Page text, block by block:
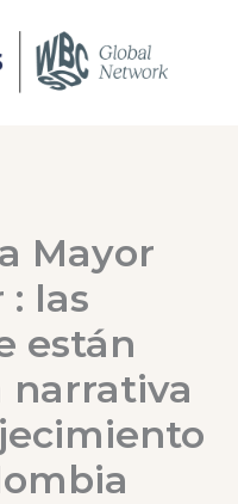
Mayor
: las
están
narrativa